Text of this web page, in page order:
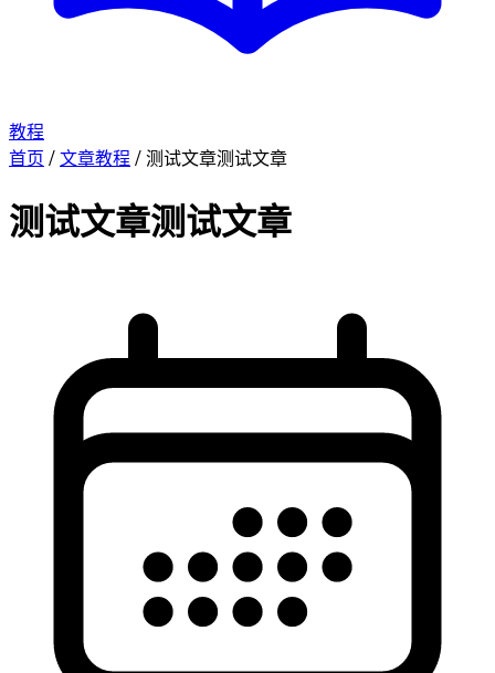
教程
首页 / 文章教程 / 测试文章测试文章
测试文章测试文章